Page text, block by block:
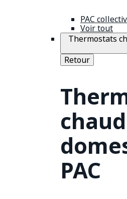
PAC
Voir tout
Thermostats
Retour
PAC